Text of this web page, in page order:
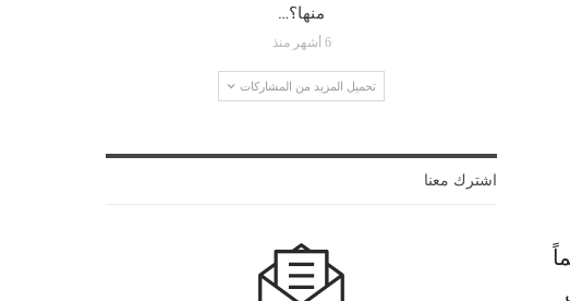
منها؟…
6 أشهر منذ
تحميل المزيد من المشاركات
اشترك معنا